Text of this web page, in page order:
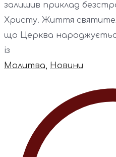
залишив приклад
Христу. Життя
що Церква
із
Молитва, Новини